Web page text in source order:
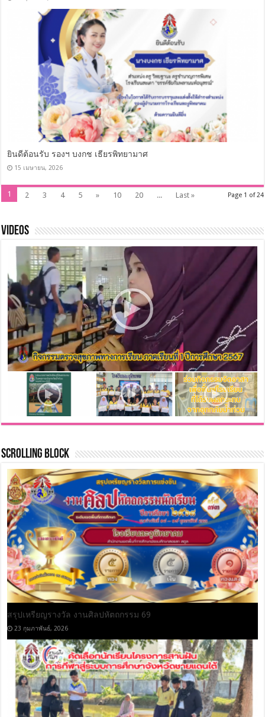
ยินดีต้อนรับ รองฯ บงกช เธียรพิทยามาศ
15 เมษายน, 2026
Page 1 of 24
1 2 3 4 5 » 10 20 ... Last »
Videos
Scrolling Block
ทรงพระเจริญ
29 กรกฎาคม, 2026